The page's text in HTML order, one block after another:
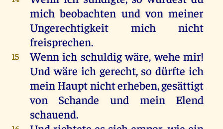
michbeobachten und von meiner
Ungerechtigkeit
mich
nicht
freisprechen.
15 Wenn ich schuldig wäre,wehe mir!
Und wäre ich gerecht, so dürfte ich
meinHauptnichterheben,gesättigt
von
Schande und mein
Elend
schauend.